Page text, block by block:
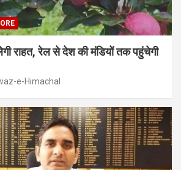
राहत, रेल से देश की मंडियों तक पहुंचेगी
e-Himachal